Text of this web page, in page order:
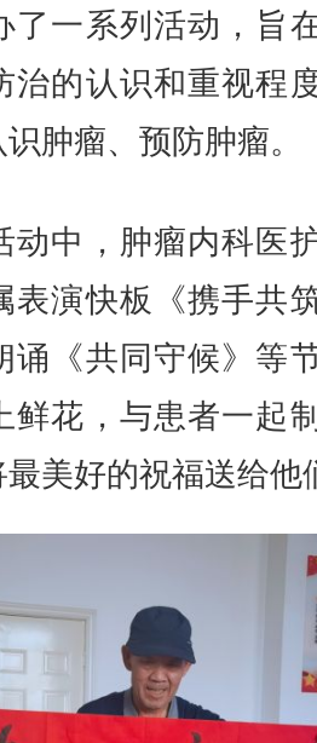
了一系列活动，旨
治的认识和重视程
肿瘤、预防肿瘤。
中，肿瘤内科医
表演快板《携手共
诵《共同守候》等
鲜花，与患者一起
美好的祝福送给他